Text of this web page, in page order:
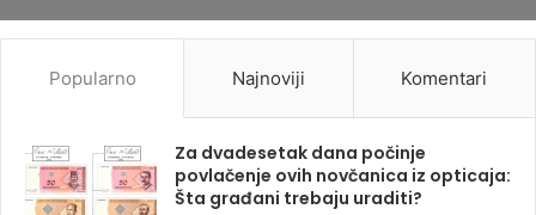
Popularno Najnoviji Komentari
Za dvadesetak dana počinje
povlačenje ovih novčanica iz opticaja:
Šta građani trebaju uraditi?